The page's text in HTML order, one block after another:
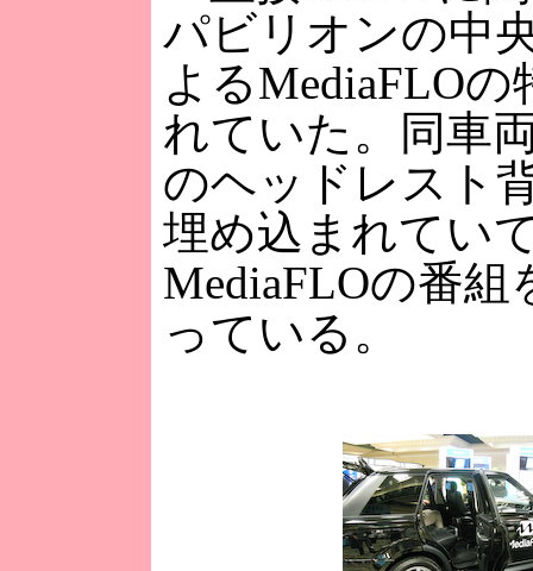
パビリオンの中
よるMediaFLO
れていた。同車
のヘッドレスト
埋め込まれてい
MediaFLOの番
っている。